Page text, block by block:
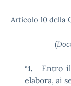
Articolo 10 della
(
“1.
Entro
elabora, ai